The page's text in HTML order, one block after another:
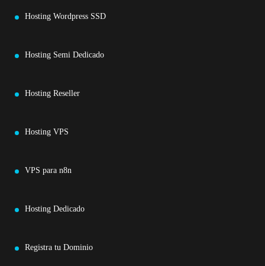
Hosting Wordpress SSD
Hosting Semi Dedicado
Hosting Reseller
Hosting VPS
VPS para n8n
Hosting Dedicado
Registra tu Dominio